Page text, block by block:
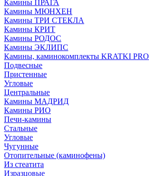
Камины ПРАГА
Камины МЮНХЕН
Камины ТРИ СТЕКЛА
Камины КРИТ
Камины РОДОС
Камины ЭКЛИПС
Камины, каминокомплекты KRATKI PRO
Подвесные
Пристенные
Угловые
Центральные
Камины МАДРИД
Камины РИО
Печи-камины
Стальные
Угловые
Чугунные
Отопительные (каминофены)
Из стеатита
Изразцовые